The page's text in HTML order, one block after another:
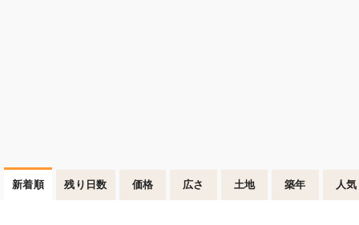
新着順 残り日数 価格 広さ 土地 築年 人気